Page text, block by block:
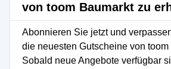
von toom Baumarkt zu
Abonnieren Sie jetzt und
die neuesten Gutscheine von toom
Sobald neue Angebote verfügbar